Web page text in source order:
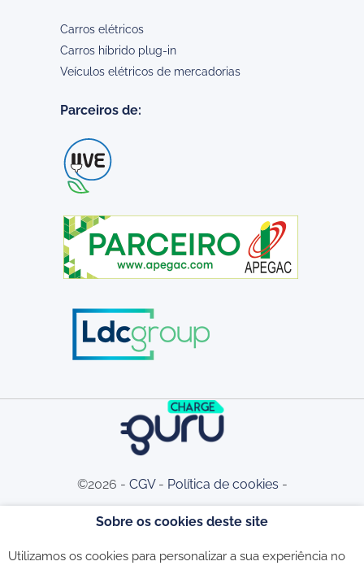
Carros elétricos
Carros híbrido plug-in
Veículos elétricos de mercadorias
Parceiros de:
©2026 - CGV- Política de cookies -
Sobre os cookies deste site
Utilizamos os cookies para personalizar a sua experiência no